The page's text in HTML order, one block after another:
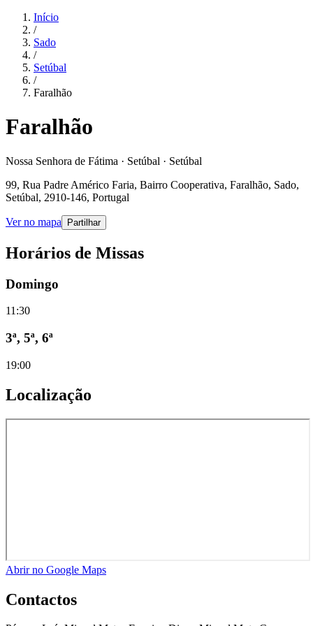
Início
/
Sado
/
Setúbal
/
Faralhão
Faralhão
Nossa Senhora de Fátima · Setúbal · Setúbal
99, Rua Padre Américo Faria, Bairro Cooperativa, Faralhão, Sado,
Setúbal, 2910-146, Portugal
Ver no mapa Partilhar
Horários de Missas
Domingo
11:30
3ª, 5ª, 6ª
19:00
Localização
Abrir no Google Maps
Contactos